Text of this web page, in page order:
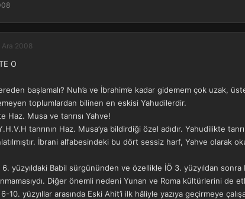
Ara 2008
O
başlamalı? Nuh’a ve İbrahim’e kadar gidemem çok uzak,
toplumlardan bilinen en eskisi Yahudilerdir.
Haz. Musa ve tanrısı Yahve!
tanrının Haz. Musa’ya bildirdiği özel adıdır. Yahudilikte
İbrani alfabesindeki bu dört sessiz harf, Yahve olarak
6. yüzyıldaki Babil sürgününden ve özellikle İÖ 3. yüzyıldan
Diğer önemli nedeni Yunan ve Roma kültürlerini de
6-10. yüzyıllar arasında Eski Ahit’i ilk hâliyle yazıya geçirmeye